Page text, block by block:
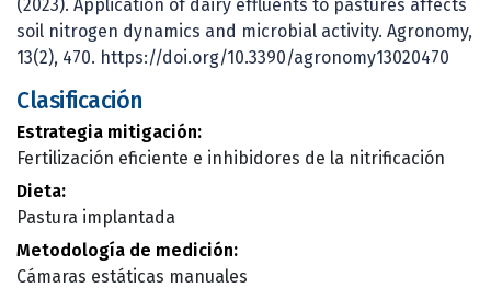
(2023). Application of dairy effluents to pastures affects
soil nitrogen dynamics and microbial activity. Agronomy,
13(2), 470. https://doi.org/10.3390/agronomy13020470
Clasificación
Estrategia mitigación:
Fertilización eficiente e inhibidores de la nitrificación
Dieta:
Pastura implantada
Metodología de medición:
Cámaras estáticas manuales